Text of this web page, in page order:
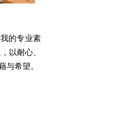
的专业素
以耐心、
与希望。